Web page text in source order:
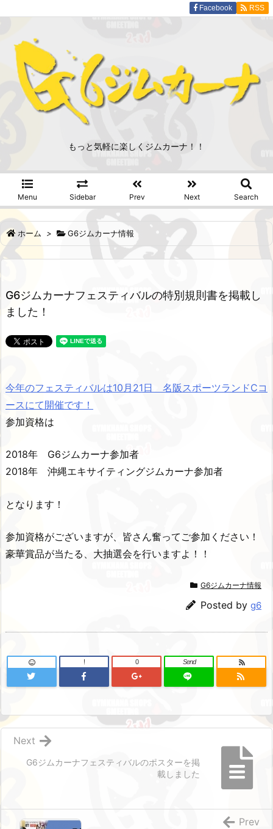
もっと気軽に楽しくジムカーナ！！
Menu Sidebar Prev Next Search
Facebook RSS
ホーム > G6ジムカーナ情報
G6ジムカーナフェスティバルの特別規則書を掲載し
ました！
今年のフェスティバルは10月21日 名阪スポーツランドCコ
ースにて開催です！
参加資格は
2018年 G6ジムカーナ参加者
2018年 沖縄エキサイティングジムカーナ参加者
となります！
参加資格がございますが、皆さん奮ってご参加ください！
豪華賞品が当たる、大抽選会を行いますよ！！
G6ジムカーナ情報
Posted by g6
! 0 Send
G6ジムカーナフェスティバルのポスターを掲
載しました
Next
Prev